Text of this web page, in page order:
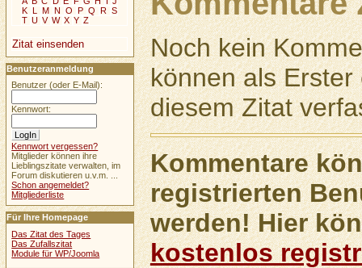
Noch kein
können als
diesem Zitat
Kommentare
registrierten
werden! Hier
kostenlos
K L M N O P Q R S
T U V W X Y Z
Zitat einsenden
Benutzeranmeldung
Benutzer (oder E-Mail):
Kennwort:
Kennwort vergessen?
Mitglieder können ihre
Lieblingszitate verwalten, im
Forum diskutieren u.v.m. ...
Schon angemeldet?
Mitgliederliste
Für Ihre Homepage
Das Zitat des Tages
Das Zufallszitat
Module für WP/Joomla